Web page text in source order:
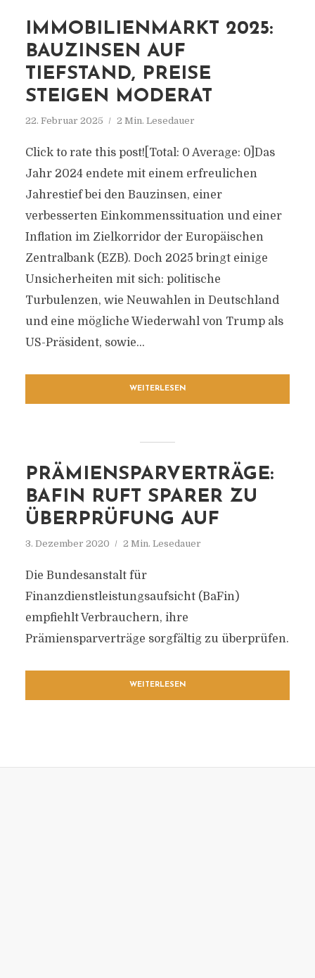
IMMOBILIENMARKT 2025:
BAUZINSEN AUF
TIEFSTAND, PREISE
STEIGEN MODERAT
22. Februar 2025 2 Min. Lesedauer
Click to rate this post![Total: 0 Average: 0]Das
Jahr 2024 endete mit einem erfreulichen
Jahrestief bei den Bauzinsen, einer
verbesserten Einkommenssituation und einer
Inflation im Zielkorridor der Europäischen
Zentralbank (EZB). Doch 2025 bringt einige
Unsicherheiten mit sich: politische
Turbulenzen, wie Neuwahlen in Deutschland
und eine mögliche Wiederwahl von Trump als
US-Präsident, sowie...
WEITERLESEN
PRÄMIENSPARVERTRÄGE:
BAFIN RUFT SPARER ZU
ÜBERPRÜFUNG AUF
3. Dezember 2020 2 Min. Lesedauer
Die Bundesanstalt für
Finanzdienstleistungsaufsicht (BaFin)
empfiehlt Verbrauchern, ihre
Prämiensparverträge sorgfältig zu überprüfen.
WEITERLESEN